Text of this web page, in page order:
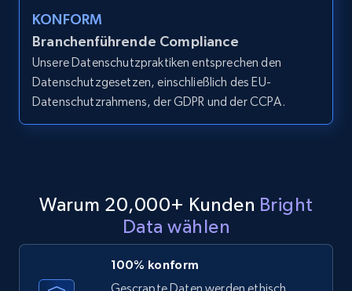
products from Brands URLs
Title, Seller name, Brand, Description, Initial
price, Currency, Availability, Reviews count, and
more.
2.1K+ 375+ Gratis testen
Etsy
URL, Product id, Listing inventory id, Title, Rating,
Reviews count shop, Reviews count item, Initial
price, and more.
KONFORM
Branchenführende Compliance
Unsere Datenschutzpraktiken entsprechen den
Datenschutzgesetzen, einschließlich des EU-
Datenschutzrahmens, der GDPR und der CCPA.
Warum 20,000+ Kunden Bright
Data wählen
100% konform